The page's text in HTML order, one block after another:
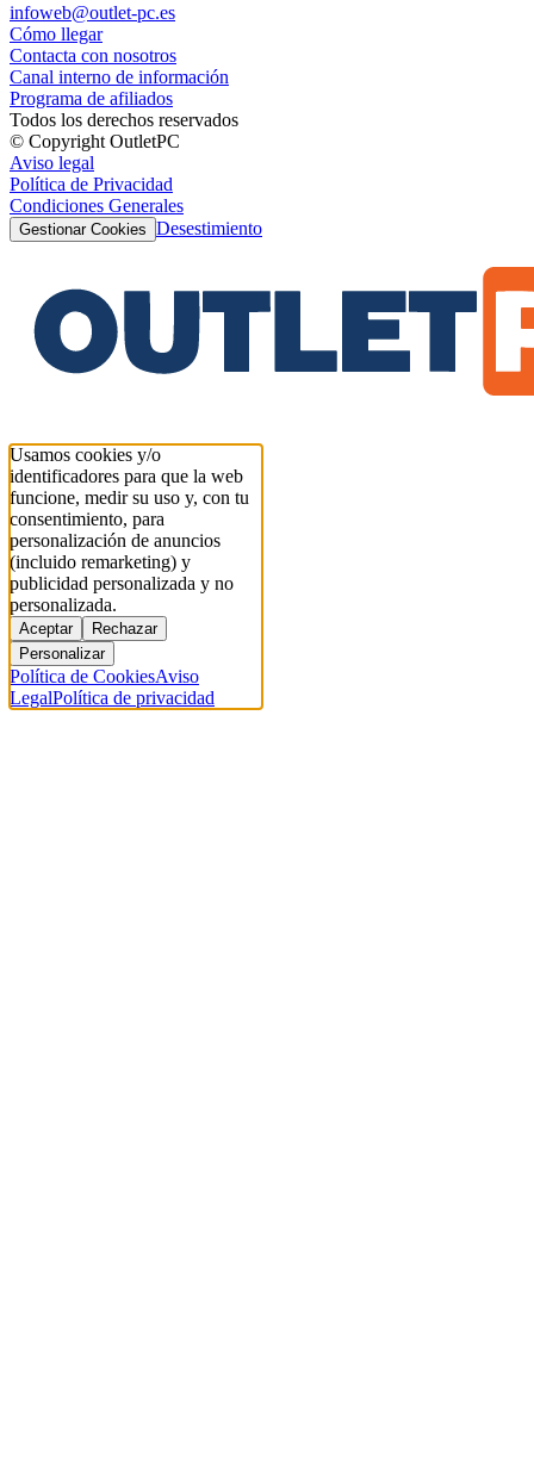
infoweb@outlet-pc.es
Cómo llegar
Contacta con nosotros
Canal interno de información
Programa de afiliados
Todos los derechos reservados
© Copyright OutletPC
Aviso legal
Política de Privacidad
Condiciones Generales
Gestionar Cookies Desestimiento
Usamos cookies y/o
identificadores para que la web
funcione, medir su uso y, con tu
consentimiento, para
personalización de anuncios
(incluido remarketing) y
publicidad personalizada y no
personalizada.
Aceptar
Rechazar
Personalizar
Política de CookiesAviso
LegalPolítica de privacidad